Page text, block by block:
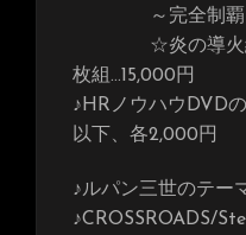
～完全制
☆炎の導火
枚組…15,000円
♪HRノウハウDVD
以下、各2,000円
♪ルパン三世のテー
♪CROSSROADS/